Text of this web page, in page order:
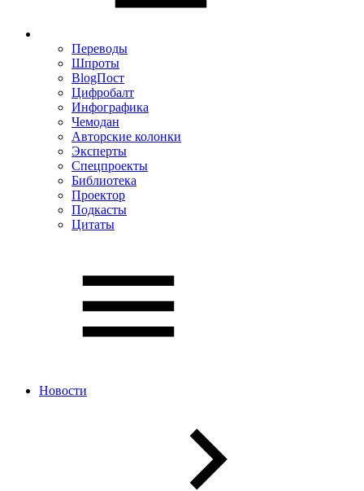
Переводы
Шпроты
BlogПост
Цифробалт
Инфографика
Чемодан
Авторские колонки
Эксперты
Спецпроекты
Библиотека
Проектор
Подкасты
Цитаты
Новости